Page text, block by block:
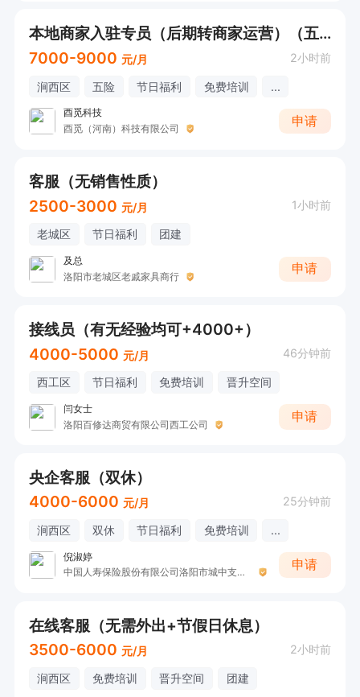
本地商家入驻专员（后期转商家运营）（五险+单双休底薪4000）综合7000-9000
7000-9000 元/月 2小时前
涧西区 五险 节日福利 免费培训 ...
酉觅科技
酉觅（河南）科技有限公司
申请
客服（无销售性质）
2500-3000 元/月 1小时前
老城区 节日福利 团建
及总
洛阳市老城区老戚家具商行
申请
接线员（有无经验均可+4000+）
4000-5000 元/月 46分钟前
西工区 节日福利 免费培训 晋升空间
闫女士
洛阳百修达商贸有限公司西工公司
申请
央企客服（双休）
4000-6000 元/月 25分钟前
涧西区 双休 节日福利 免费培训 ...
倪淑婷
中国人寿保险股份有限公司洛阳市城中支公司（收展三部）
申请
在线客服（无需外出+节假日休息）
3500-6000 元/月 2小时前
涧西区 免费培训 晋升空间 团建